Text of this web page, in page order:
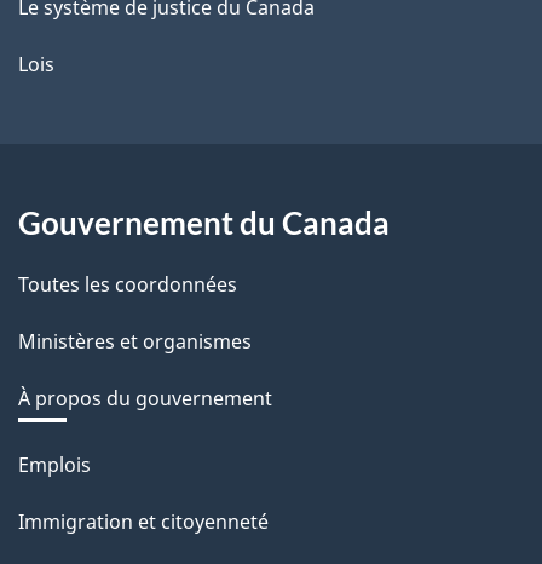
Le système de justice du Canada
Lois
Gouvernement du Canada
Toutes les coordonnées
Ministères et organismes
À propos du gouvernement
Thèmes
sujets
Emplois
Immigration et citoyenneté